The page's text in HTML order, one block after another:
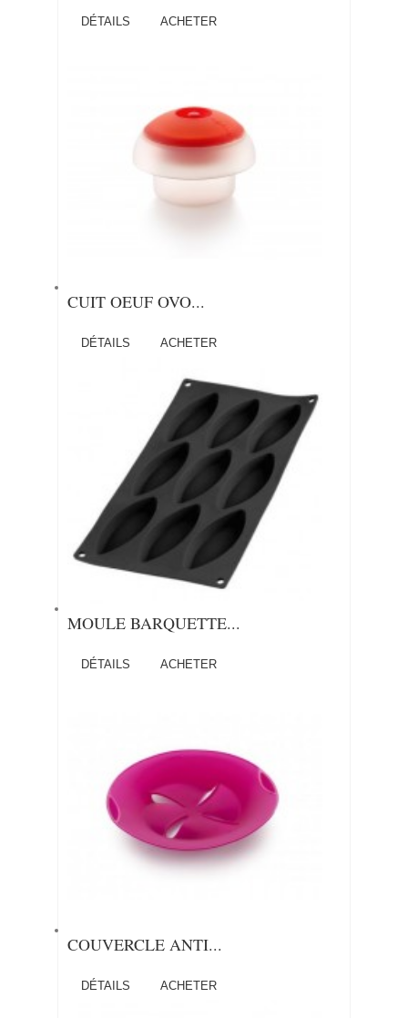
DÉTAILS ACHETER
CUIT OEUF OVO...
DÉTAILS ACHETER
MOULE BARQUETTE...
DÉTAILS ACHETER
COUVERCLE ANTI...
DÉTAILS ACHETER